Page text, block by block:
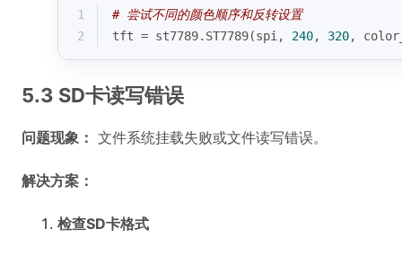
1
# 尝试不同的颜色顺序和反转设置
2
tft = st7789.ST7789(spi, 240, 320,
5.3 SD卡读写错误
问题现象： 文件系统挂载失败或文件读写错误。
解决方案：
检查SD卡格式